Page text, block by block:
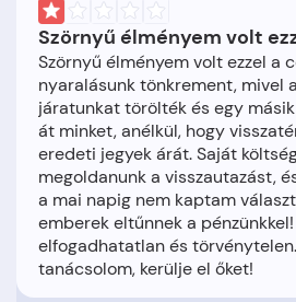
Szörnyű élményem volt
Szörnyű élményem volt ezzel a
nyaralásunk tönkrement, mivel
járatunkat törölték és egy
át minket, anélkül, hogy
eredeti jegyek árát. Saját
megoldanunk a visszautazást,
a mai napig nem kaptam
emberek eltűnnek a
elfogadhatatlan és